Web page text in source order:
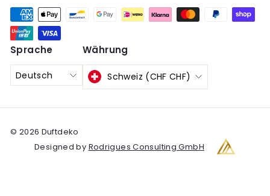
Sprache
Deutsch
Währung
Schweiz (CHF CHF)
© 2026 Duftdeko
Designed by Rodrigues Consulting GmbH